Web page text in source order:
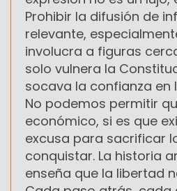
Prohibir la difusión de
relevante,
involucra a figuras
solo vulnera la
socava la confianza en
No podemos permitir
económico, si es que
excusa para sacrificar
conquistar. La historia
enseña que la libertad